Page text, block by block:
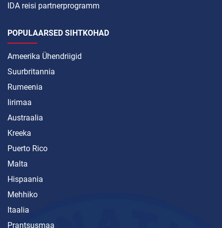
IDA reisi partnerprogramm
POPULAARSED SIHTKOHAD
Ameerika Ühendriigid
Suurbritannia
Rumeenia
Iirimaa
Austraalia
Kreeka
Puerto Rico
Malta
Hispaania
Mehhiko
Itaalia
Prantsusmaa